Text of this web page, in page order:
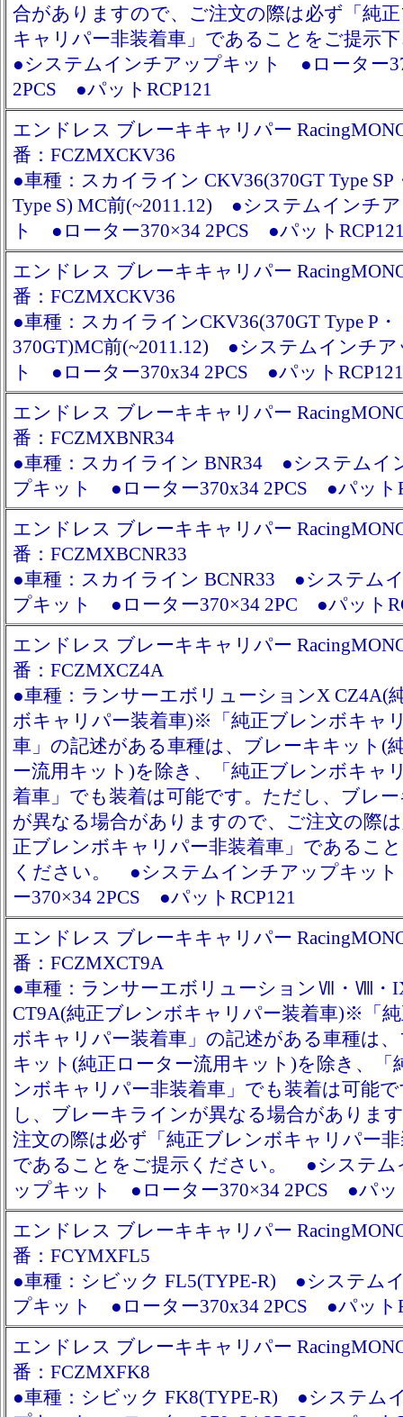
合がありますので、ご注文の際は必ず「純
キャリパー非装着車」であることをご提示
●システムインチアップキット ●ローター
2PCS ●パットRCP121
エンドレス ブレーキキャリパー
番：FCZMXCKV36
●車種：スカイライン CKV36(370GT Type SP
Type S) MC前(~2011.12) ●システムインチ
ト ●ローター370×34 2PCS ●パット
エンドレス ブレーキキャリパー
番：FCZMXCKV36
●車種：スカイラインCKV36(370GT Type P・
370GT)MC前(~2011.12) ●システムインチ
ト ●ローター370x34 2PCS ●パットRCP121
エンドレス ブレーキキャリパー
番：FCZMXBNR34
●車種：スカイライン BNR34 ●システムイ
プキット ●ローター370x34 2PCS ●パット
エンドレス ブレーキキャリパー
番：FCZMXBCNR33
●車種：スカイライン BCNR33 ●システム
プキット ●ローター370×34 2PC ●パット
エンドレス ブレーキキャリパー
番：FCZMXCZ4A
●車種：ランサーエボリューションX CZ4A(
ボキャリパー装着車)※「純正ブレンボキャ
車」の記述がある車種は、ブレーキキット(
ー流用キット)を除き、「純正ブレンボキャ
着車」でも装着は可能です。ただし、ブレ
が異なる場合がありますので、ご注文の際
正ブレンボキャリパー非装着車」であるこ
ください。 ●システムインチアップキッ
ー370×34 2PCS ●パットRCP121
エンドレス ブレーキキャリパー
番：FCZMXCT9A
●車種：ランサーエボリューションⅦ・Ⅷ・
CT9A(純正ブレンボキャリパー装着車)※「
ボキャリパー装着車」の記述がある車種は
キット(純正ローター流用キット)を除き、「
ンボキャリパー非装着車」でも装着は可能
し、ブレーキラインが異なる場合がありま
注文の際は必ず「純正ブレンボキャリパー
であることをご提示ください。 ●システム
ップキット ●ローター370×34 2PCS ●パッ
エンドレス ブレーキキャリパー
番：FCYMXFL5
●車種：シビック FL5(TYPE-R) ●システム
プキット ●ローター370x34 2PCS ●パット
エンドレス ブレーキキャリパー
番：FCZMXFK8
●車種：シビック FK8(TYPE-R) ●システム